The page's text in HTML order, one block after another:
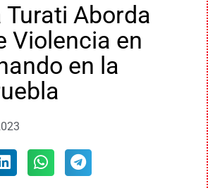
Aborda
Violencia en
en la